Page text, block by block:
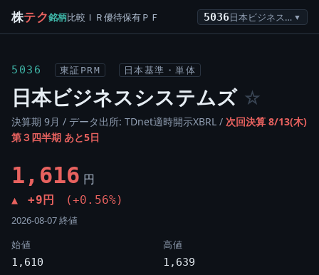
株テク銘柄比較 ＩＲ優待保有ＰＦ 5036 日本ビジネスシステムズ ▼
5036 東証PRM 日本基準・単体
日本ビジネスシステムズ ☆
決算期 9月 / データ出所: TDnet適時開示XBRL / 次回決算 8/13(木)
第３四半期 あと5日
1,616 円
▲ +9円 (+0.56%)
2026-08-07 終値
始値
1,610
高値
1,639